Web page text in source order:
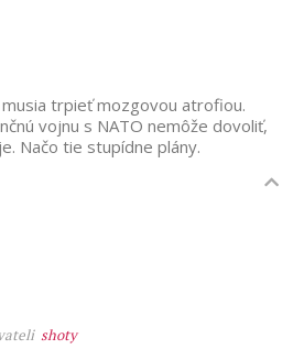
trpieť mozgovou atrofiou.
vojnu s NATO nemôže dovoliť,
Načo tie stupídne plány.
shoty